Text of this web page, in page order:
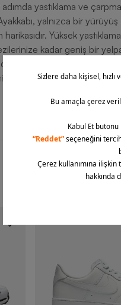
yastıklama ve çarpma
yalnızca bir yürüyüş
Yüksek
kadar geniş bir
yürüyüşlerinizde destek,
Tümünü